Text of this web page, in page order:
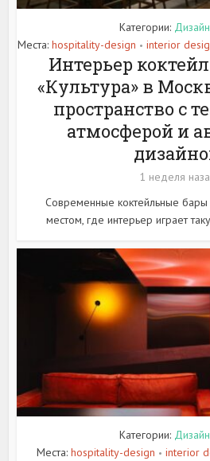
Категории:
Места: hospitality-design • interior
Интерьер
«Культура» в
пространство с
атмосферой и
1 неделя
Современные коктейльные бары
местом, где интерьер играет
Категории:
Места: hospitality-design • interior